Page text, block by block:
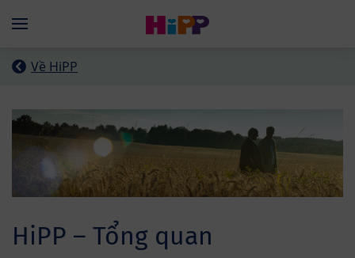
Menü
Về HiPP
HiPP – Tổng quan